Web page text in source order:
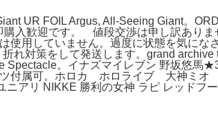
UR FOIL Argus, All-Seeing Giant。
入歓迎です。 値段交渉は申し訳ありま
用していません。過度に状態を気にな
れ対策をして発送します。grand
Spectacle。イナズマイレブン 野坂悠馬
ツ付属可。ホロカ ホロライブ 大神ミ
アリ NIKKE 勝利の女神 ラピ レッドフ